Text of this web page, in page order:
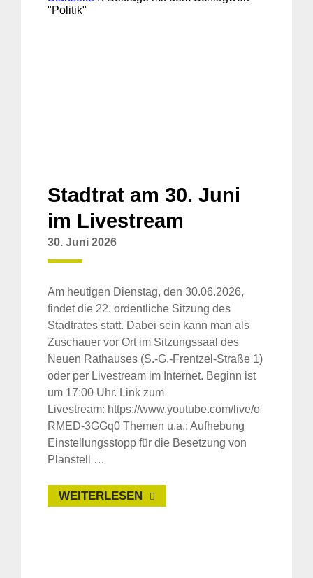
"Politik"
Stadtrat am 30. Juni
im Livestream
30. Juni 2026
Am heutigen Dienstag, den 30.06.2026,
findet die 22. ordentliche Sitzung des
Stadtrates statt. Dabei sein kann man als
Zuschauer vor Ort im Sitzungssaal des
Neuen Rathauses (S.-G.-Frentzel-Straße 1)
oder per Livestream im Internet. Beginn ist
um 17:00 Uhr. Link zum
Livestream: https://www.youtube.com/live/o
RMED-3GGq0 Themen u.a.: Aufhebung
Einstellungsstopp für die Besetzung von
Planstell …
WEITERLESEN